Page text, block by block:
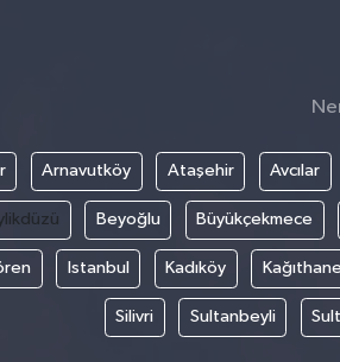
Arnavutköy Ataşehir Avcılar
Beyoğlu Büyükçekmece
Istanbul Kadıköy Kağıthane
Silivri Sultanbeyli